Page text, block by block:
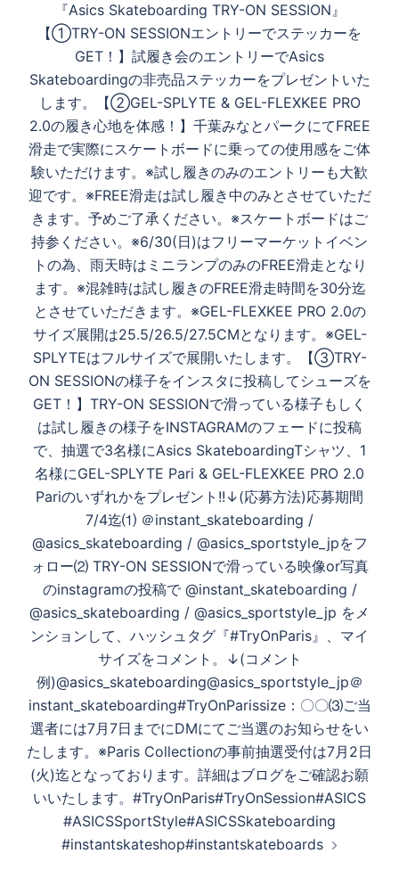
『Asics Skateboarding TRY-ON SESSION』
【①TRY-ON SESSIONエントリーでステッカーを
GET！】試履き会のエントリーでAsics
Skateboardingの非売品ステッカーをプレゼントいた
します。【②GEL-SPLYTE & GEL-FLEXKEE PRO
2.0の履き心地を体感！】千葉みなとパークにてFREE
滑走で実際にスケートボードに乗っての使用感をご体
験いただけます。※試し履きのみのエントリーも大歓
迎です。※FREE滑走は試し履き中のみとさせていただ
きます。予めご了承ください。※スケートボードはご
持参ください。※6/30(日)はフリーマーケットイベン
トの為、雨天時はミニランプのみのFREE滑走となり
ます。※混雑時は試し履きのFREE滑走時間を30分迄
とさせていただきます。※GEL-FLEXKEE PRO 2.0の
サイズ展開は25.5/26.5/27.5CMとなります。※GEL-
SPLYTEはフルサイズで展開いたします。【③TRY-
ON SESSIONの様子をインスタに投稿してシューズを
GET！】TRY-ON SESSIONで滑っている様子もしく
は試し履きの様子をINSTAGRAMのフェードに投稿
で、抽選で3名様にAsics SkateboardingTシャツ、1
名様にGEL-SPLYTE Pari & GEL-FLEXKEE PRO 2.0
Pariのいずれかをプレゼント!!↓(応募方法)応募期間
7/4迄⑴ ＠instant_skateboarding /
@asics_skateboarding / @asics_sportstyle_jpをフ
ォロー⑵ TRY-ON SESSIONで滑っている映像or写真
のinstagramの投稿で @instant_skateboarding /
@asics_skateboarding / @asics_sportstyle_jp をメ
ンションして、ハッシュタグ『#TryOnParis』、マイ
サイズをコメント。↓(コメント
例)@asics_skateboarding@asics_sportstyle_jp＠
instant_skateboarding#TryOnParissize：〇〇⑶ご当
選者には7月7日までにDMにてご当選のお知らせをい
たします。※Paris Collectionの事前抽選受付は7月2日
(火)迄となっております。詳細はブログをご確認お願
いいたします。#TryOnParis#TryOnSession#ASICS
#ASICSSportStyle#ASICSSkateboarding
#instantskateshop#instantskateboards